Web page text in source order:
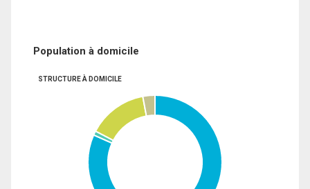
Population à domicile
STRUCTURE À DOMICILE